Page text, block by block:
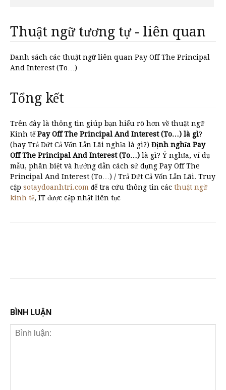
Thuật ngữ tương tự - liên quan
Danh sách các thuật ngữ liên quan Pay Off The Principal
And Interest (To…)
Tổng kết
Trên đây là thông tin giúp bạn hiểu rõ hơn về thuật ngữ
Kinh tếPay Off The Principal And Interest (To…) là gì?
(hay Trả Dứt Cả Vốn Lẫn Lãi nghĩa là gì?) Định nghĩa Pay
Off The Principal And Interest (To…) là gì? Ý nghĩa, ví dụ
mẫu, phân biệt và hướng dẫn cách sử dụng Pay Off The
Principal And Interest (To…) / Trả Dứt Cả Vốn Lẫn Lãi. Truy
cập sotaydoanhtri.com để tra cứu thông tin các thuật ngữ
kinh tế, IT được cập nhật liên tục
BÌNH LUẬN